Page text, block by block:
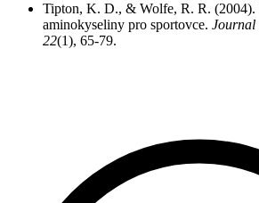
Tipton, K. D., & Wolfe, R. R. (2004).
aminokyseliny pro sportovce. Journal
22(1), 65-79.